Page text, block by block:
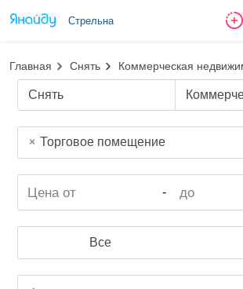
Стрельна
Главная Снять Коммерческая
Снять
Торговое помещение
-
Все